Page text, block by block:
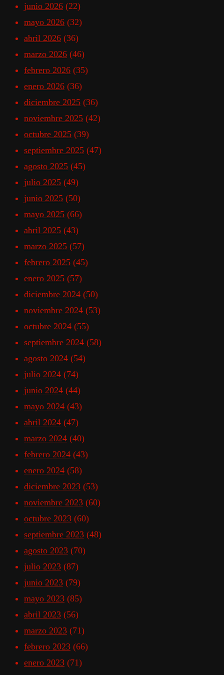
junio 2026 (22)
mayo 2026 (32)
abril 2026 (36)
marzo 2026 (46)
febrero 2026 (35)
enero 2026 (36)
diciembre 2025 (36)
noviembre 2025 (42)
octubre 2025 (39)
septiembre 2025 (47)
agosto 2025 (45)
julio 2025 (49)
junio 2025 (50)
mayo 2025 (66)
abril 2025 (43)
marzo 2025 (57)
febrero 2025 (45)
enero 2025 (57)
diciembre 2024 (50)
noviembre 2024 (53)
octubre 2024 (55)
septiembre 2024 (58)
agosto 2024 (54)
julio 2024 (74)
junio 2024 (44)
mayo 2024 (43)
abril 2024 (47)
marzo 2024 (40)
febrero 2024 (43)
enero 2024 (58)
diciembre 2023 (53)
noviembre 2023 (60)
octubre 2023 (60)
septiembre 2023 (48)
agosto 2023 (70)
julio 2023 (87)
junio 2023 (79)
mayo 2023 (85)
abril 2023 (56)
marzo 2023 (71)
febrero 2023 (66)
enero 2023 (71)